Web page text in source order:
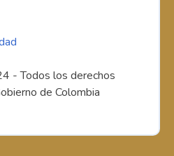
- Todos los derechos
de Colombia